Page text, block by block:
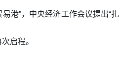
易港”，中央经济工作会议提
启程。